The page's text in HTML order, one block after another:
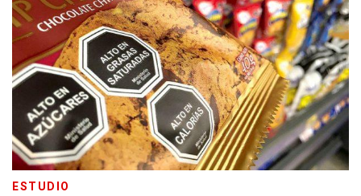
ESTUDIO